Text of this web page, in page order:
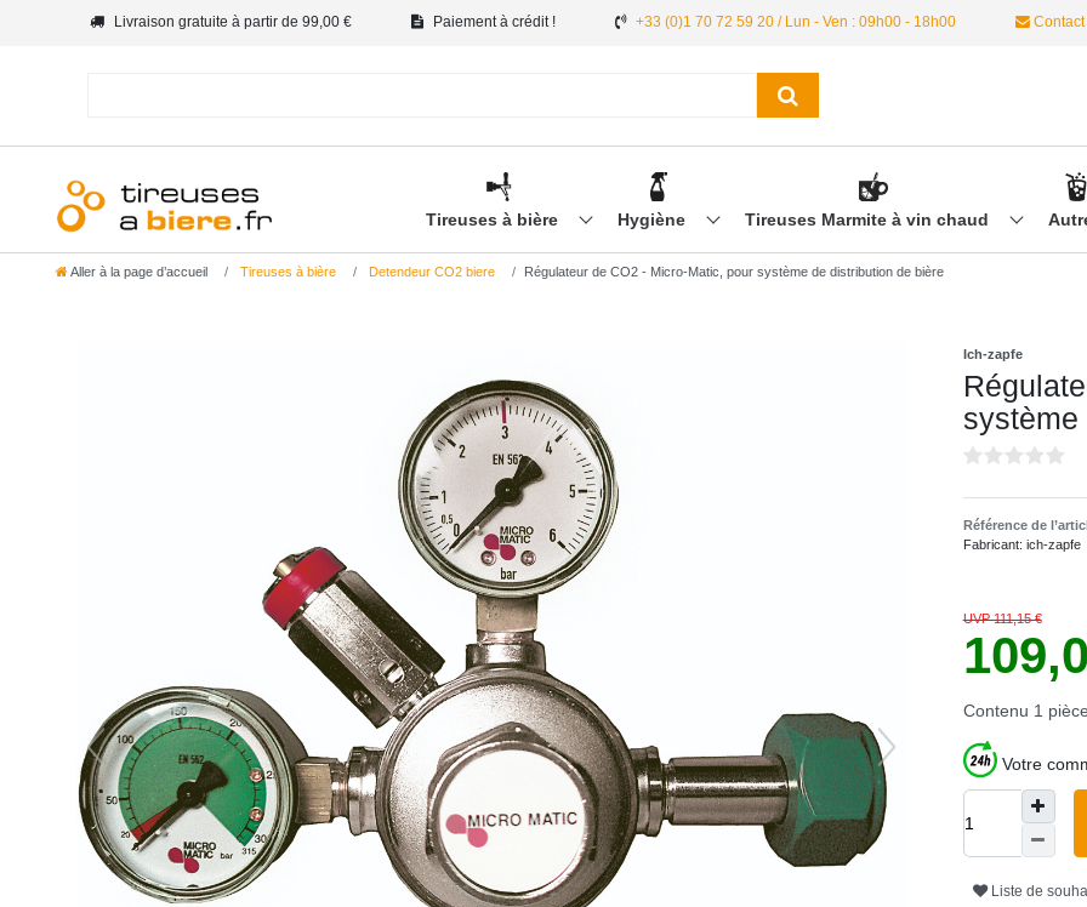
Livraison gratuite à partir de 99,00 € Paiement à crédit ! +33 (0)1 70 72 59 20 / Lun - Ven : 09h00 - 18h00 Contact
Tireuses à bière Hygiène Tireuses Marmite à vin chaud
Aller à la page d’accueil Tireuses à bière Detendeur CO2 biere Régulateur de CO2 - Micro-Matic, pour système de distribution de bière
Ich-zapfe
système
Référence de
Fabricant: ich-zapfe
UVP 111,15 €
Contenu 1 pièce
Votre
Liste de